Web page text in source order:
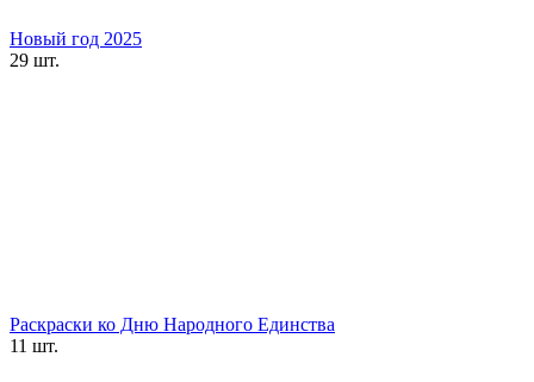
Новый год 2025
29 шт.
Раскраски ко Дню Народного Единства
11 шт.